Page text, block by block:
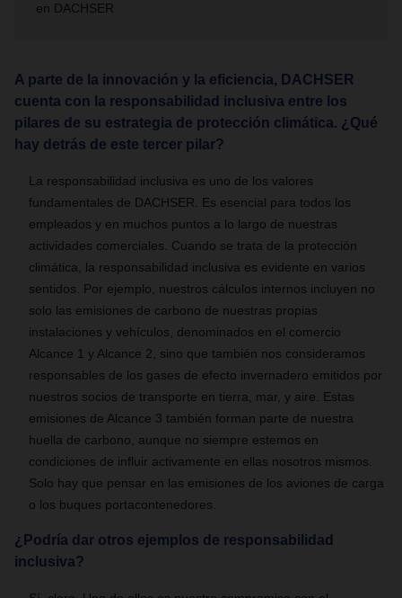
en DACHSER
A parte de la innovación y la eficiencia, DACHSER
cuenta con la responsabilidad inclusiva entre los
pilares de su estrategia de protección climática. ¿Qué
hay detrás de este tercer pilar?
La responsabilidad inclusiva es uno de los valores
fundamentales de DACHSER. Es esencial para todos los
empleados y en muchos puntos a lo largo de nuestras
actividades comerciales. Cuando se trata de la protección
climática, la responsabilidad inclusiva es evidente en varios
sentidos. Por ejemplo, nuestros cálculos internos incluyen no
solo las emisiones de carbono de nuestras propias
instalaciones y vehículos, denominados en el comercio
Alcance 1 y Alcance 2, sino que también nos consideramos
responsables de los gases de efecto invernadero emitidos por
nuestros socios de transporte en tierra, mar, y aire. Estas
emisiones de Alcance 3 también forman parte de nuestra
huella de carbono, aunque no siempre estemos en
condiciones de influir activamente en ellas nosotros mismos.
Solo hay que pensar en las emisiones de los aviones de carga
o los buques portacontenedores.
¿Podría dar otros ejemplos de responsabilidad
inclusiva?